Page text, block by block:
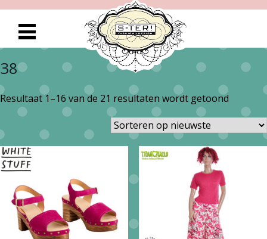
38
Resultaat 1–16 van de 21 resultaten wordt getoond
op